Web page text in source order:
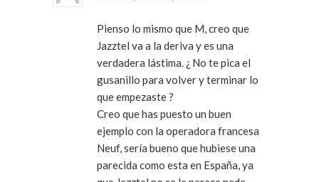
Pienso lo mismo que M, creo que
Jazztel va a la deriva y es una
verdadera lástima. ¿ No te pica el
gusanillo para volver y terminar lo
que empezaste ?
Creo que has puesto un buen
ejemplo con la operadora francesa
Neuf, sería bueno que hubiese una
parecida como esta en España, ya